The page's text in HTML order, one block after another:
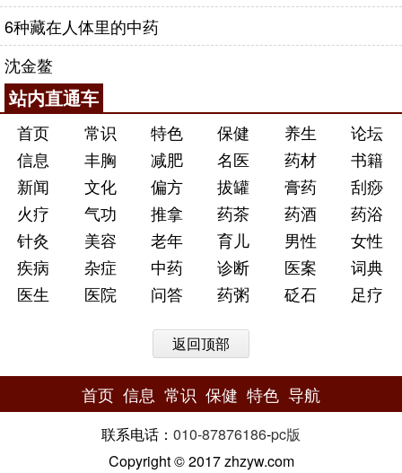
6种藏在人体里的中药
沈金鳌
站内直通车
首页 常识 特色 保健 养生
论坛
信息
丰胸 减肥 名医 药材
书籍
新闻
文化 偏方 拔罐 膏药
刮痧
火疗
气功 推拿 药茶 药酒
药浴
针灸
美容 老年 育儿 男性
女性
疾病
杂症 中药 诊断 医案
词典
医生
医院 问答 药粥 砭石 足疗
返回顶部
首页 信息 常识 保健 特色 导航
联系电话： 010-87876186-pc版
Copyright © 2017 zhzyw.com